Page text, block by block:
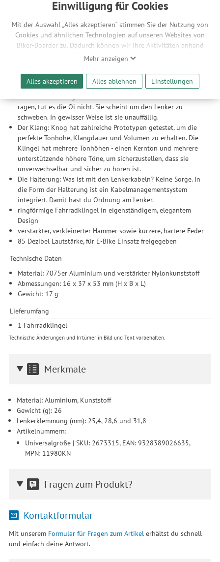
Einwilligung für Cookies
Mit der Auswahl „Alles akzeptieren“ stimmen Sie der Nutzung von
Cookies und ähnlichen Technologien auf unseren Websites von
Biker-Boarder zu. Dadurch können wir Ihre Aktivitäten anhand
Ihrer Geräte- und Browsereinstellungen nachvollziehen. Dies
ermöglicht es uns, anhand ihrer Interessen nutzungsbasierte
Werbeanzeigen für Sie bereitzustellen sowie Funktionalitäten
unserer Website sicherzustellen und stetig zu verbessern. Dabei
werden Ihre Daten auch an Drittanbieter und Werbepartner
weitergegeben. Die Verarbeitung erfolgt ausschließlich zum
Zwecke der Einbindung von Streaming-Inhalten und der
Durchführung von statistischer Analyse, Reichweitenmessungen,
Produktempfehlungen und nutzungsbasierter Werbung.
Informationen zu den einzelnen Funktionen, den Drittanbietern
und der Speicherdauer finden Sie unter Einstellungen. Diese
Einwilligung ist freiwillig, für die Nutzung unserer Website nicht
erforderlich und gilt, bis sie widerrufen wird. Sie können Ihre
Einwilligung unter Einstellungen lediglich für bestimmte
Drittanbieter erteilen und jederzeit für die Zukunft widerrufen.
Mehr anzeigen
Alles akzeptieren Alles ablehnen Einstellungen
Feder verbaut, was nicht nur für eine größere Stabilität sondern
auch für ein lauteres Klingeln sorgt. So erreicht die neue Knog Oi
Classic eine durchschnittliche Lautstärke von 85 Dezibel und ist
somit auch für den Einsatz an E-Bikes freigegeben.
Hier in der Large-Ausführung für Lenkerdurchmesser von 23,8 bis
Features
ragen, tut es die Oi nicht. Sie scheint um den Lenker zu
schweben. In gewisser Weise ist sie unauffällig.
Der Klang: Knog hat zahlreiche Prototypen getestet, um die
perfekte Tonhöhe, Klangdauer und Volumen zu erhalten. Die
Klingel hat mehrere Tonhöhen - einen Kernton und mehrere
unterstützende höhere Töne, um sicherzustellen, dass sie
unverwechselbar und sicher zu hören ist.
Die Halterung: Was ist mit den Lenkerkabeln? Keine Sorge. In
die Form der Halterung ist ein Kabelmanagementsystem
integriert. Damit hast du Ordnung am Lenker.
ringförmige Fahrradklingel in eigenständigem, elegantem
Design
verstärkter, verkleinerter Hammer sowie kürzere, härtere Feder
85 Dezibel Lautstärke, für E-Bike Einsatz freigegeben
Technische Daten
Material: 7075er Aluminium und verstärkter Nylonkunststoff
Abmessungen: 16 x 37 x 53 mm (H x B x L)
Gewicht: 17 g
Lieferumfang
1 Fahrradklingel
Technische Änderungen und Irrtümer in Bild und Text vorbehalten.
Merkmale
Material: Aluminium, Kunststoff
Gewicht (g): 26
Lenkerklemmung (mm): 25,4, 28,6 und 31,8
Artikelnummern:
Universalgröße | SKU: 2673315, EAN: 9328389026635,
MPN: 11980KN
Fragen zum Produkt?
Kontaktformular
Mit unserem Formular für Fragen zum Artikel erhältst du schnell
und einfach deine Antwort.